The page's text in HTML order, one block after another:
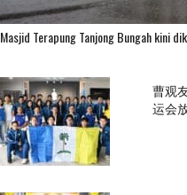
Masjid Terapung Tanjong Bungah kini
曹观
运会